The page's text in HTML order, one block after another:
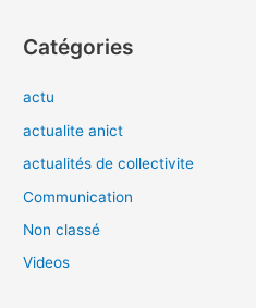
Catégories
actu
actualite anict
actualités de collectivite
Communication
Non classé
Videos